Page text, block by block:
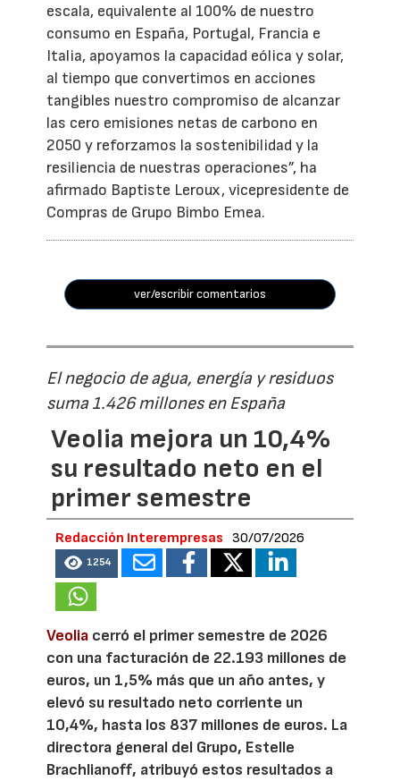
escala, equivalente al 100% de nuestro
consumo en España, Portugal, Francia e
Italia, apoyamos la capacidad eólica y solar,
al tiempo que convertimos en acciones
tangibles nuestro compromiso de alcanzar
las cero emisiones netas de carbono en
2050 y reforzamos la sostenibilidad y la
resiliencia de nuestras operaciones”, ha
afirmado Baptiste Leroux, vicepresidente de
Compras de Grupo Bimbo Emea.
ver/escribir comentarios
El negocio de agua, energía y residuos
suma 1.426 millones en España
Veolia mejora un 10,4%
su resultado neto en el
primer semestre
Redacción Interempresas 30/07/2026
1254
Veolia cerró el primer semestre de 2026
con una facturación de 22.193 millones de
euros, un 1,5% más que un año antes, y
elevó su resultado neto corriente un
10,4%, hasta los 837 millones de euros. La
directora general del Grupo, Estelle
Brachlianoff, atribuyó estos resultados a